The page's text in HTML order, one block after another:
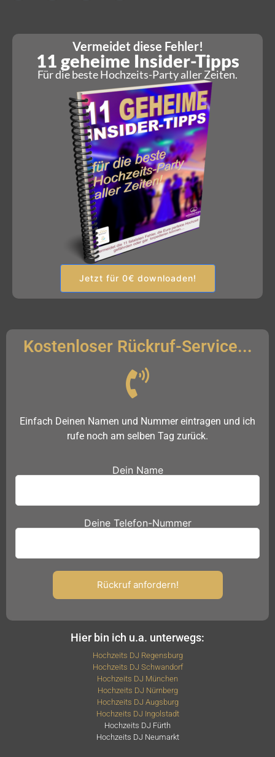
Vermeidet diese Fehler!
11 geheime Insider-Tipps
Für die beste Hochzeits-Party aller Zeiten.
Jetzt für 0€ downloaden!
Kostenloser Rückruf-Service...
Einfach Deinen Namen und Nummer eintragen und ich
rufe noch am selben Tag zurück.
Dein Name
Deine Telefon-Nummer
Hier bin ich u.a. unterwegs:
Hochzeits DJ Regensburg
Hochzeits DJ Schwandorf
Hochzeits DJ München
Hochzeits DJ Nürnberg
Hochzeits DJ Augsburg
Hochzeits DJ Ingolstadt
Hochzeits DJ Fürth
Hochzeits DJ Neumarkt